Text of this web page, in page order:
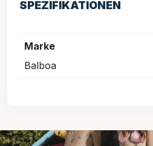
SPEZIFIKATIONEN
Marke
Balboa